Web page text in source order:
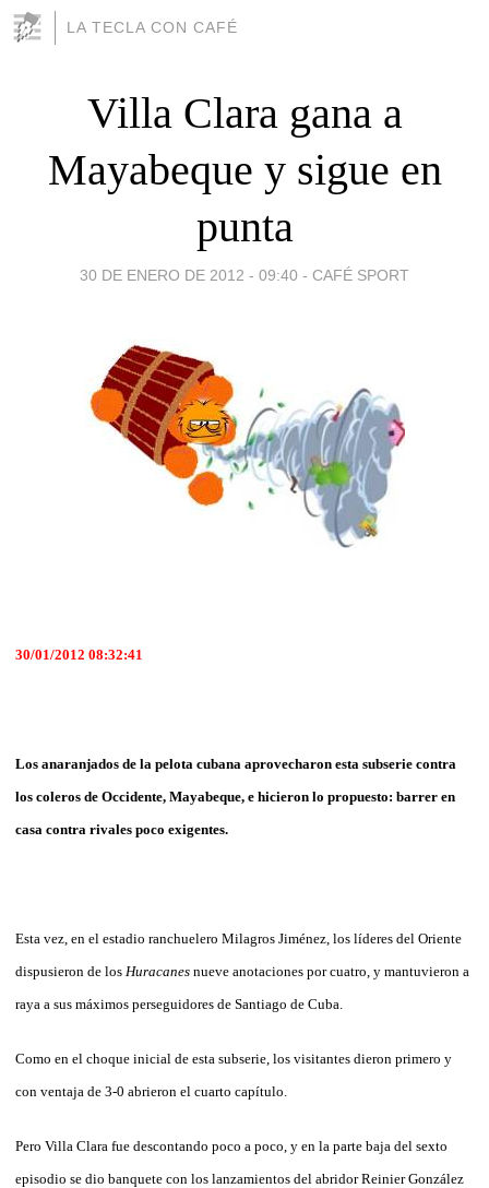
LA TECLA CON CAFÉ
Villa Clara gana a
Mayabeque y sigue en
punta
30 DE ENERO DE 2012 - 09:40 - CAFÉ SPORT
30/01/2012 08:32:41
Los anaranjados de la pelota cubana aprovecharon esta subserie contra
los coleros de Occidente, Mayabeque, e hicieron lo propuesto: barrer en
casa contra rivales poco exigentes.
Esta vez, en el estadio ranchuelero Milagros Jiménez, los líderes del Oriente
dispusieron de los Huracanes nueve anotaciones por cuatro, y mantuvieron a
raya a sus máximos perseguidores de Santiago de Cuba.
Como en el choque inicial de esta subserie, los visitantes dieron primero y
con ventaja de 3-0 abrieron el cuarto capítulo.
Pero Villa Clara fue descontando poco a poco, y en la parte baja del sexto
episodio se dio banquete con los lanzamientos del abridor Reinier González